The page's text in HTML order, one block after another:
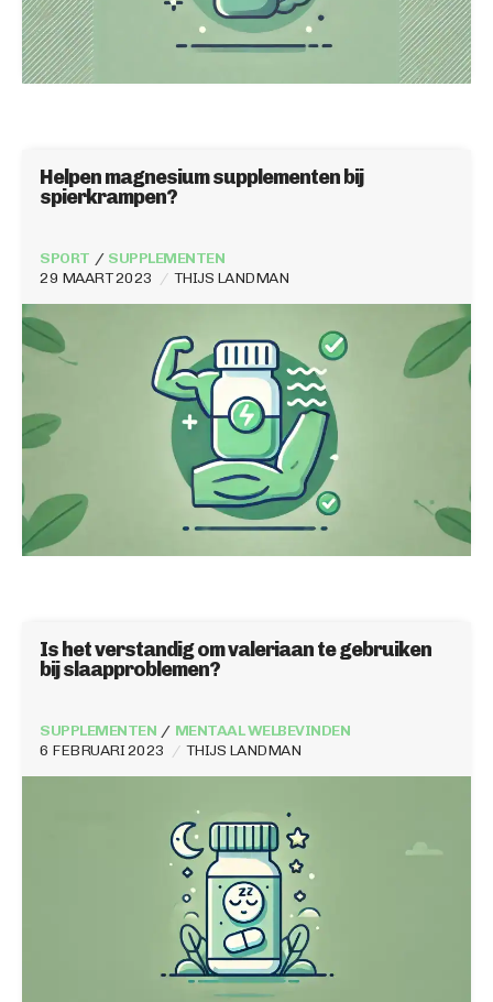
Helpen magnesium supplementen bij
spierkrampen?
29 MAART 2023 THIJS LANDMAN
SPORT SUPPLEMENTEN
Is het verstandig om valeriaan te gebruiken
bij slaapproblemen?
6 FEBRUARI 2023 THIJS LANDMAN
SUPPLEMENTEN MENTAAL WELBEVINDEN